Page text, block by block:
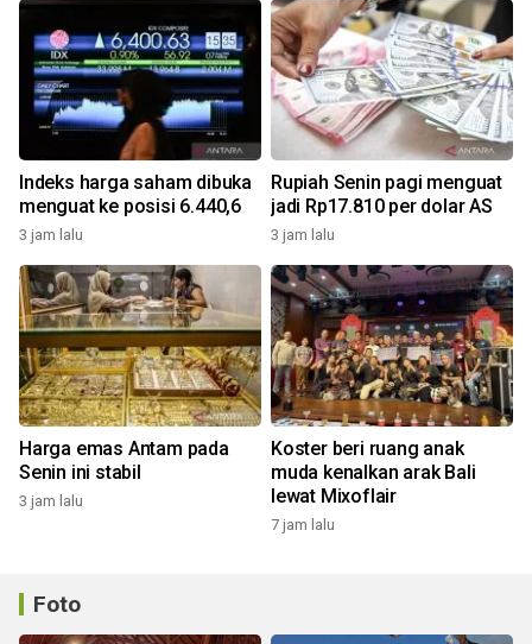
Indeks harga saham dibuka
menguat ke posisi 6.440,6
3 jam lalu
Rupiah Senin pagi menguat
jadi Rp17.810 per dolar AS
3 jam lalu
Harga emas Antam pada
Senin ini stabil
3 jam lalu
Koster beri ruang anak
muda kenalkan arak Bali
lewat Mixoflair
7 jam lalu
Foto